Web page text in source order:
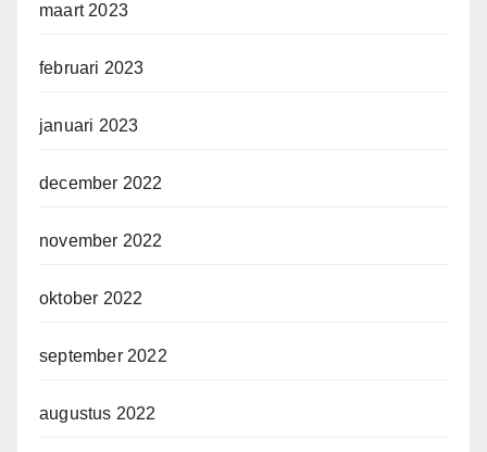
maart 2023
februari 2023
januari 2023
december 2022
november 2022
oktober 2022
september 2022
augustus 2022